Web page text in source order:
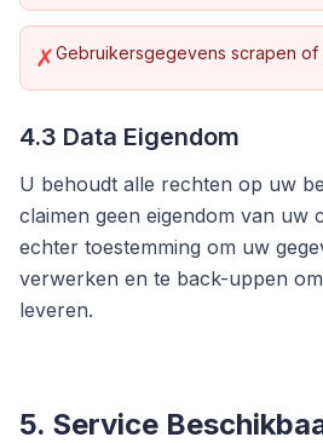
✗Gebruikersgegevens scrapen of
4.3 Data Eigendom
U behoudt alle rechten op uw
claimen geen eigendom van uw
echter toestemming om uw
verwerken en te back-uppen
leveren.
5. Service